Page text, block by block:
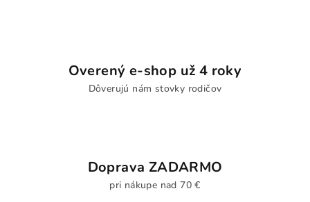
Overený e-shop už 4 roky
Dôverujú nám stovky rodičov
Doprava ZADARMO
pri nákupe nad 70 €